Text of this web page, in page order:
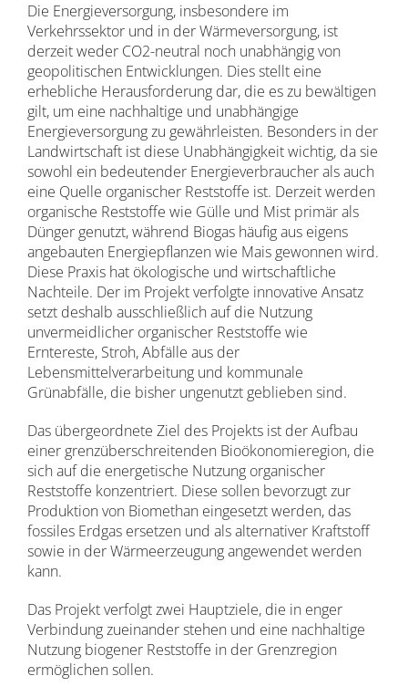
Die Energieversorgung, insbesondere im
Verkehrssektor und in der Wärmeversorgung, ist
derzeit weder CO2-neutral noch unabhängig von
geopolitischen Entwicklungen. Dies stellt eine
erhebliche Herausforderung dar, die es zu bewältigen
gilt, um eine nachhaltige und unabhängige
Energieversorgung zu gewährleisten. Besonders in der
Landwirtschaft ist diese Unabhängigkeit wichtig, da sie
sowohl ein bedeutender Energieverbraucher als auch
eine Quelle organischer Reststoffe ist. Derzeit werden
organische Reststoffe wie Gülle und Mist primär als
Dünger genutzt, während Biogas häufig aus eigens
angebauten Energiepflanzen wie Mais gewonnen wird.
Diese Praxis hat ökologische und wirtschaftliche
Nachteile. Der im Projekt verfolgte innovative Ansatz
setzt deshalb ausschließlich auf die Nutzung
unvermeidlicher organischer Reststoffe wie
Erntereste, Stroh, Abfälle aus der
Lebensmittelverarbeitung und kommunale
Grünabfälle, die bisher ungenutzt geblieben sind.
Das übergeordnete Ziel des Projekts ist der Aufbau
einer grenzüberschreitenden Bioökonomieregion, die
sich auf die energetische Nutzung organischer
Reststoffe konzentriert. Diese sollen bevorzugt zur
Produktion von Biomethan eingesetzt werden, das
fossiles Erdgas ersetzen und als alternativer Kraftstoff
sowie in der Wärmeerzeugung angewendet werden
kann.
Das Projekt verfolgt zwei Hauptziele, die in enger
Verbindung zueinander stehen und eine nachhaltige
Nutzung biogener Reststoffe in der Grenzregion
ermöglichen sollen.